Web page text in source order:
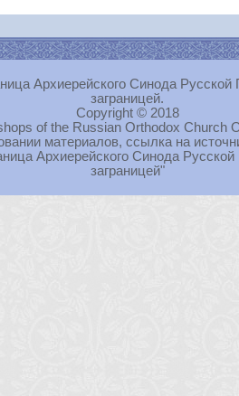
Архиерейского Синода Русской
заграницей.
Copyright © 2018
of the Russian Orthodox Church
материалов, ссылка на
Архиерейского Синода
заграницей"